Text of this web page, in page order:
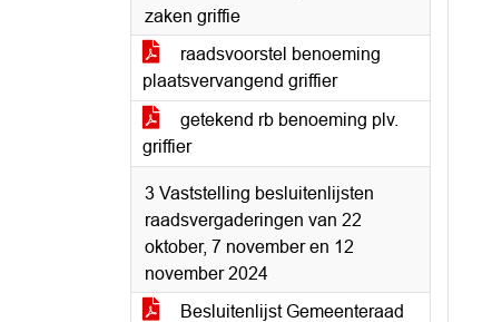
zaken griffie
raadsvoorstel benoeming
plaatsvervangend griffier
getekend rb benoeming plv.
griffier
3 Vaststelling besluitenlijsten
raadsvergaderingen van 22
oktober, 7 november en 12
november 2024
Besluitenlijst Gemeenteraad